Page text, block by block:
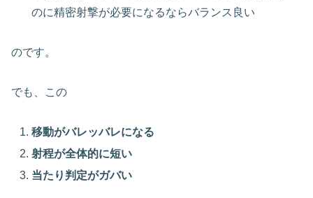
のに精密射撃が必要になるならバランス良い
のです。
でも、この
移動がバレッバレになる
射程が全体的に短い
当たり判定がガバい